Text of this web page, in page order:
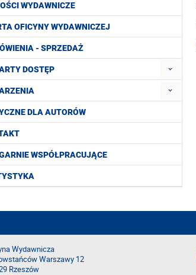
WYDAWNICZE
OFICYNY WYDAWNICZEJ
- SPRZEDAŻ
DOSTĘP
DLA AUTORÓW
WSPÓŁPRACUJĄCE
Wydawnicza
Warszawy 12
Rzeszów